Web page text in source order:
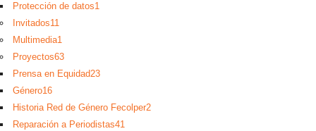
Protección de datos1
Invitados11
Multimedia1
Proyectos63
Prensa en Equidad23
Género16
Historia Red de Género Fecolper2
Reparación a Periodistas41